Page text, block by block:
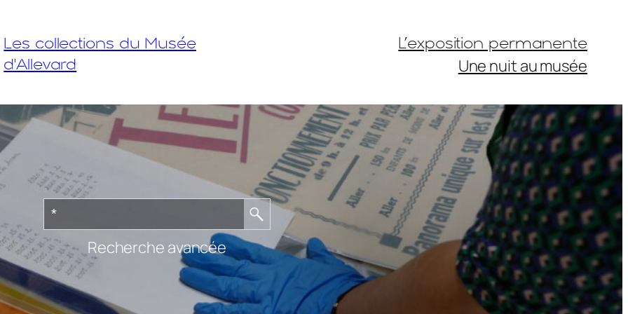
Les collections du Musée
d'Allevard
L’exposition permanente
Une nuit au musée
Recherche avancée